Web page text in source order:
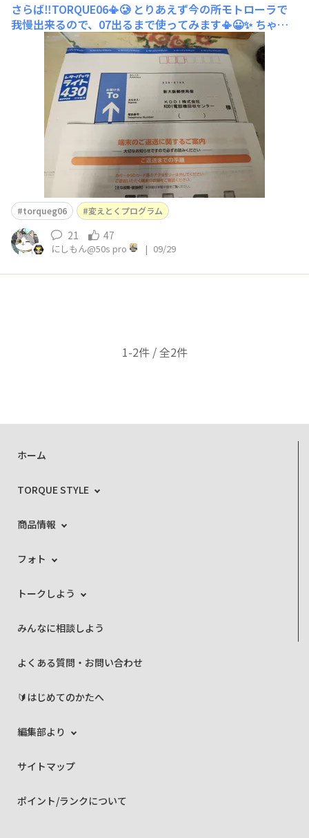
さらば‼️TORQUE06📳🥲 とりあえず今の所モトローラで
我慢出来るので、07出るまで使ってみます📳😀✨ ちゃん
と検査通るかな、、かなり傷だらけだけど、、5Gもボコ
ボコだったけどちゃんと検品オッケーでした😀👍
torqueg06 変えとくプログラム
21 47
にしもん@50s pro | 09/29
1-2件 / 全2件
ホーム
TORQUE STYLE
商品情報
フォト
トークしよう
みんなに相談しよう
よくある質問・お問い合わせ
🔰はじめてのかたへ
編集部より
サイトマップ
ポイント/ランクについて